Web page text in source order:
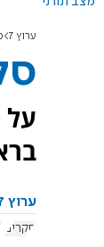
ערוץ 7
על
ערוץ 7
סקרים